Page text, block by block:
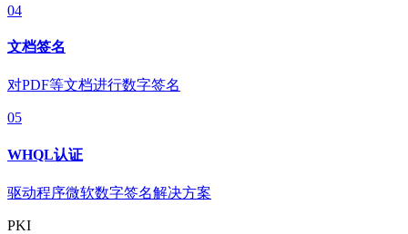
04
文档签名
对PDF等文档进行数字签名
05
WHQL认证
驱动程序微软数字签名解决方案
PKI